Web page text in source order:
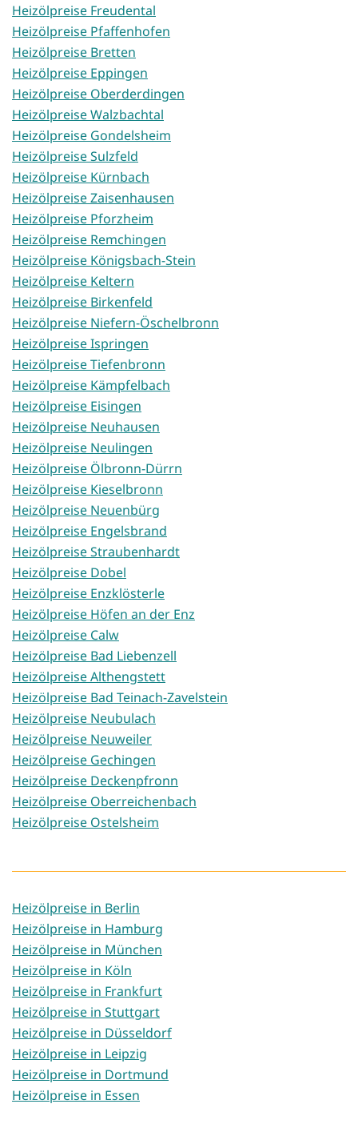
Heizölpreise Freudental
Heizölpreise Pfaffenhofen
Heizölpreise Bretten
Heizölpreise Eppingen
Heizölpreise Oberderdingen
Heizölpreise Walzbachtal
Heizölpreise Gondelsheim
Heizölpreise Sulzfeld
Heizölpreise Kürnbach
Heizölpreise Zaisenhausen
Heizölpreise Pforzheim
Heizölpreise Remchingen
Heizölpreise Königsbach-Stein
Heizölpreise Keltern
Heizölpreise Birkenfeld
Heizölpreise Niefern-Öschelbronn
Heizölpreise Ispringen
Heizölpreise Tiefenbronn
Heizölpreise Kämpfelbach
Heizölpreise Eisingen
Heizölpreise Neuhausen
Heizölpreise Neulingen
Heizölpreise Ölbronn-Dürrn
Heizölpreise Kieselbronn
Heizölpreise Neuenbürg
Heizölpreise Engelsbrand
Heizölpreise Straubenhardt
Heizölpreise Dobel
Heizölpreise Enzklösterle
Heizölpreise Höfen an der Enz
Heizölpreise Calw
Heizölpreise Bad Liebenzell
Heizölpreise Althengstett
Heizölpreise Bad Teinach-Zavelstein
Heizölpreise Neubulach
Heizölpreise Neuweiler
Heizölpreise Gechingen
Heizölpreise Deckenpfronn
Heizölpreise Oberreichenbach
Heizölpreise Ostelsheim
Heizölpreise in Berlin
Heizölpreise in Hamburg
Heizölpreise in München
Heizölpreise in Köln
Heizölpreise in Frankfurt
Heizölpreise in Stuttgart
Heizölpreise in Düsseldorf
Heizölpreise in Leipzig
Heizölpreise in Dortmund
Heizölpreise in Essen